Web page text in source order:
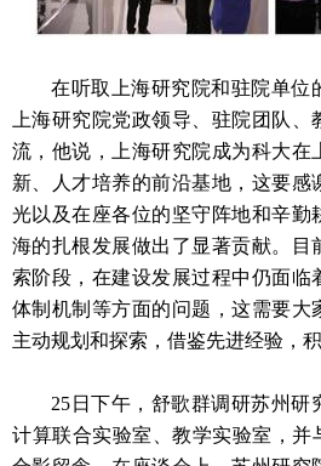
在听取上海研究院和驻院单位
上海研究院党政领导、驻院团队
流，他说，上海研究院成为科大在
新、人才培养的前沿基地，这要感
光以及在座各位的坚守阵地和辛勤
海的扎根发展做出了显著贡献。目
索阶段，在建设发展过程中仍面临
体制机制等方面的问题，这需要大
主动规划和探索，借鉴先进经验，积
25日下午，舒歌群调研苏州研
计算联合实验室、教学实验室，并